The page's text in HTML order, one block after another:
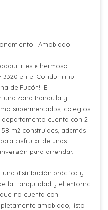
| Amoblado
este hermoso
3320 en el Condominio
de Pucón!. El
una zona tranquila y
supermercados, colegios
cuenta con 2
m2 construidos, además
disfrutar de unas
para arrendar.
una distribución práctica y
la tranquilidad y el entorno
no cuenta con
amoblado, listo